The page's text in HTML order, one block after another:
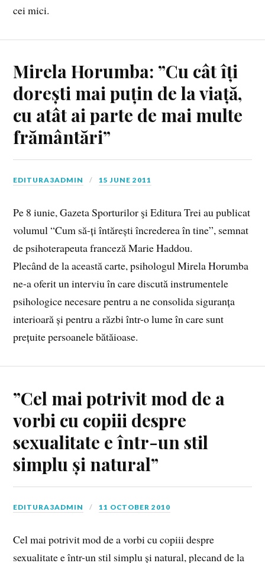
cei mici.
Mirela Horumba: ”Cu cât îți
dorești mai puțin de la viață,
cu atât ai parte de mai multe
frământări”
EDITURA3ADMIN 15 JUNE 2011
Pe 8 iunie, Gazeta Sporturilor şi Editura Trei au publicat
volumul “Cum să-ți întărești încrederea în tine”, semnat
de psihoterapeuta franceză Marie Haddou.
Plecând de la această carte, psihologul Mirela Horumba
ne-a oferit un interviu în care discută instrumentele
psihologice necesare pentru a ne consolida siguranța
interioară și pentru a răzbi într-o lume în care sunt
prețuite persoanele bătăioase.
”Cel mai potrivit mod de a
vorbi cu copiii despre
sexualitate e într-un stil
simplu și natural”
EDITURA3ADMIN 11 OCTOBER 2010
Cel mai potrivit mod de a vorbi cu copiii despre
sexualitate e într-un stil simplu și natural, plecand de la